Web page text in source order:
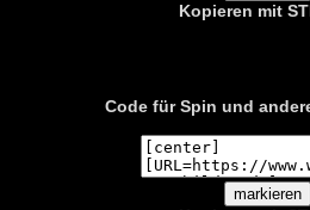
Kopieren mit
Code für Spin und